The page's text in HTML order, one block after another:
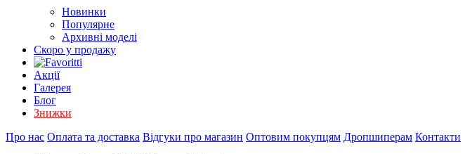
Новинки
Популярне
Архивні моделі
Скоро у продажу
Акції
Галерея
Блог
Знижки
Про нас Оплата та доставка Відгуки про магазин Оптовим покупцям Дропшиперам Контакти